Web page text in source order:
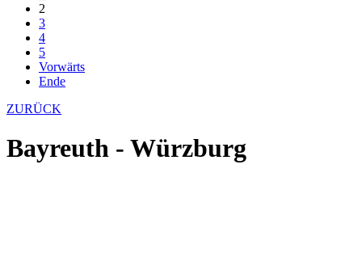
2
3
4
5
Vorwärts
Ende
ZURÜCK
Bayreuth - Würzburg